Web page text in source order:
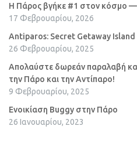
Η Πάρος βγήκε #1 στον κόσμο
17 Φεβρουαρίου, 2026
Antiparos: Secret Getaway Island
26 Φεβρουαρίου, 2025
Απολαύστε δωρεάν παραλαβή
την Πάρο και την Αντίπαρο!
9 Φεβρουαρίου, 2025
Ενοικίαση Buggy στην Πάρο
26 Ιανουαρίου, 2023